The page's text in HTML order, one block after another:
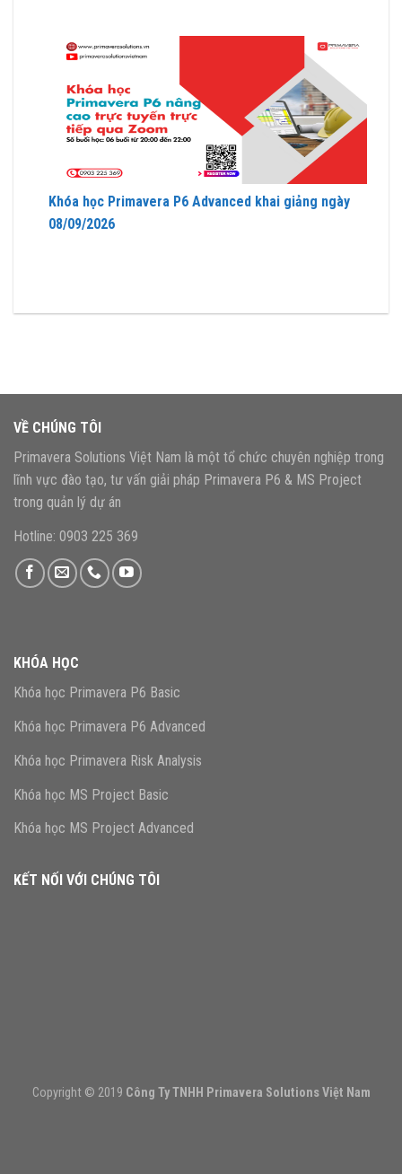
Khóa học Primavera P6 Advanced khai giảng ngày
08/09/2026
VỀ CHÚNG TÔI
Primavera Solutions Việt Nam là một tổ chức chuyên nghiệp trong
lĩnh vực đào tạo, tư vấn giải pháp Primavera P6 & MS Project
trong quản lý dự án
Hotline: 0903 225 369
KHÓA HỌC
Khóa học Primavera P6 Basic
Khóa học Primavera P6 Advanced
Khóa học Primavera Risk Analysis
Khóa học MS Project Basic
Khóa học MS Project Advanced
KẾT NỐI VỚI CHÚNG TÔI
Copyright © 2019 Công Ty TNHH Primavera Solutions Việt Nam